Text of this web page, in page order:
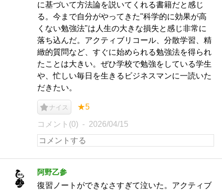
に基づいて方法論を説いてくれる書籍だと感じ
る。今まで自分がやってきた"科学的に効果が高
くない勉強法"は人生の大きな損失と感じ非常に
落ち込んだ。アクティブリコール、分散学習、精
緻的質問など、すぐに始められる勉強法を得られ
たことは大きい。ぜひ学校で勉強をしている学生
や、忙しい毎日を生きるビジネスマンに一読いた
だきたい。
ナイス ★5
コメント(0) 2026/04/15
阿野乙参
復習ノートができなさすぎて泣いた。アクティブ